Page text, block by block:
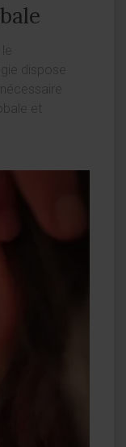
dispose
et